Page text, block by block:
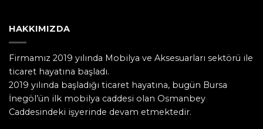
HAKKIMIZDA
Firmamız 2019 yılında Mobilya ve Aksesuarları sektörü ile
ticaret hayatına başladı.
2019 yılında başladığı ticaret hayatına, bugün Bursa
İnegöl’ün ilk mobilya caddesi olan Osmanbey
Caddesindeki işyerinde devam etmektedir.